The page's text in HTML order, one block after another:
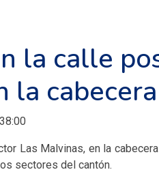
la calle
la
Las Malvinas, en la
sectores del cantón.